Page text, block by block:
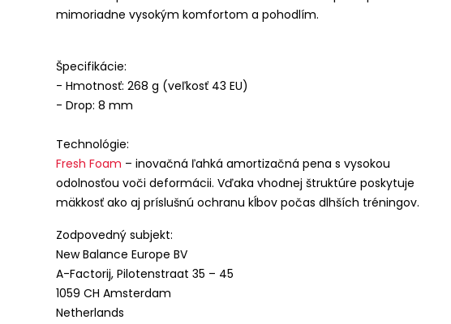
mimoriadne vysokým komfortom a pohodlím.
Špecifikácie:
- Hmotnosť: 268 g (veľkosť 43 EU)
- Drop: 8 mm
Technológie:
Fresh Foam – inovačná ľahká amortizačná pena s vysokou
odolnosťou voči deformácii. Vďaka vhodnej štruktúre poskytuje
mäkkosť ako aj príslušnú ochranu kĺbov počas dlhších tréningov.
Zodpovedný subjekt:
New Balance Europe BV
A-Factorij, Pilotenstraat 35 – 45
1059 CH Amsterdam
Netherlands